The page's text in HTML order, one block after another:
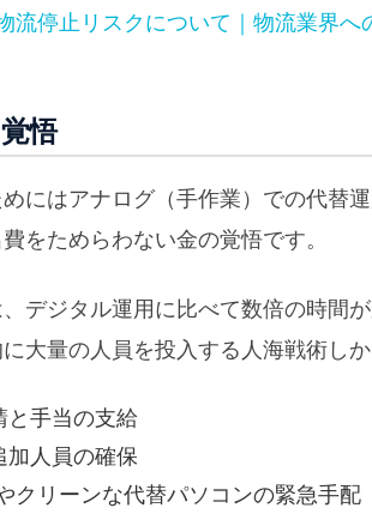
流停止リスクについて｜物流業界へ
悟
にはアナログ（手作業）での代替
をためらわない金の覚悟です。
デジタル運用に比べて数倍の時間
大量の人員を投入する人海戦術しか
と手当の支給
加人員の確保
クリーンな代替パソコンの緊急手配